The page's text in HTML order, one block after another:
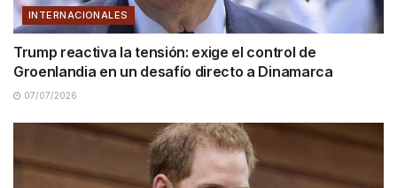
INTERNACIONALES
Trump reactiva la tensión: exige el control de
Groenlandia en un desafío directo a Dinamarca
07/07/2026